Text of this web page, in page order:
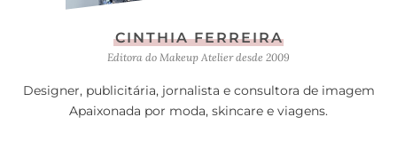
CINTHIA FERREIRA
Editora do Makeup Atelier desde 2009
Designer, publicitária, jornalista e consultora de imagem
Apaixonada por moda, skincare e viagens.